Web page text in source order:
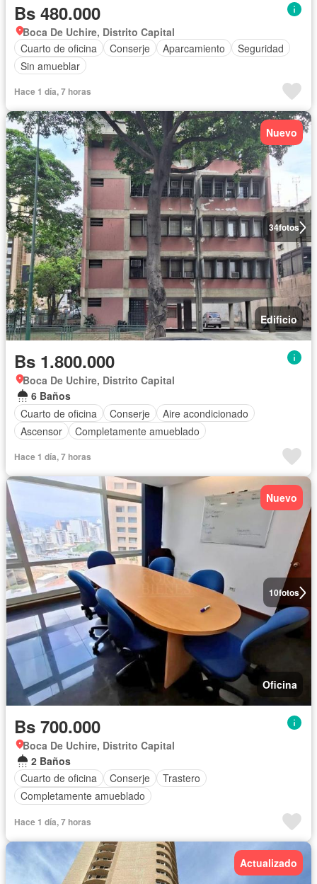
Bs 480.000
Boca De Uchire, Distrito Capital
Cuarto de oficina
Conserje Aparcamiento
Seguridad
Sin amueblar
Hace 1 día, 7 horas
34fotos
Nuevo
Edificio
Bs 1.800.000
Boca De Uchire, Distrito Capital
6 Baños
Cuarto de oficina
Conserje
Aire acondicionado
Ascensor
Completamente amueblado
Hace 1 día, 7 horas
10fotos
Nuevo
Oficina
Bs 700.000
Boca De Uchire, Distrito Capital
2 Baños
Cuarto de oficina
Conserje
Trastero
Completamente amueblado
Hace 1 día, 7 horas
Actualizado